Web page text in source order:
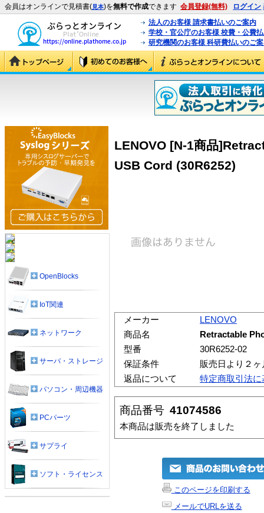
会員はオンラインで見積書(見本)を無料で作成できます 会員登録(無料) ログイン
法人のお客様 請求書払いのご案内
学校・官公庁のお客様 校費・公費
研究機関のお客様 科研費払いのご
LENOVO [N-1商品
USB Cord (30R6252)
メーカー
LENOVO
商品名
Retractable
型番
30R6252-02
保証条件
販売日より２
返品について
特定商取引法
商品番号 41074586
本商品は販売を終了しました
このページを印刷する
メールでURLを送る
OpenBlocks
IoT関連
ネットワーク
サーバ・ストレージ
パソコン・周辺機器
PCパーツ
サプライ
ソフト・ライセンス